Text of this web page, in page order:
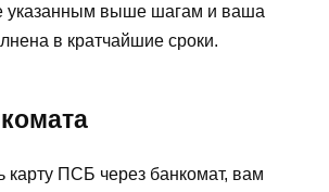
указанным выше шагам и ваша
в кратчайшие сроки.
карту ПСБ через банкомат, вам